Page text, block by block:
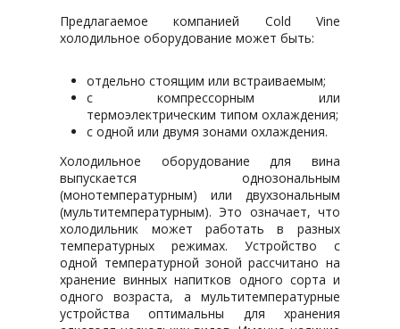
Предлагаемое компанией Cold Vine
холодильное оборудование может быть:
отдельно стоящим или встраиваемым;
с компрессорным или
термоэлектрическим типом охлаждения;
с одной или двумя зонами охлаждения.
Холодильное оборудование для вина
выпускается однозональным
(монотемпературным) или двухзональным
(мультитемпературным). Это означает, что
холодильник может работать в разных
температурных режимах. Устройство с
одной температурной зоной рассчитано на
хранение винных напитков одного сорта и
одного возраста, а мультитемпературные
устройства оптимальны для хранения